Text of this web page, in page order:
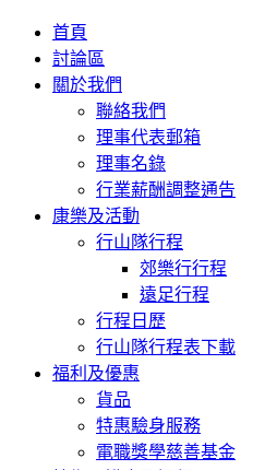
首頁
討論區
關於我們
聯絡我們
理事代表郵箱
理事名錄
行業薪酬調整通告
康樂及活動
行山隊行程
郊樂行行程
遠足行程
行程日歷
行山隊行程表下載
福利及優惠
貨品
特惠驗身服務
電職獎學慈善基金